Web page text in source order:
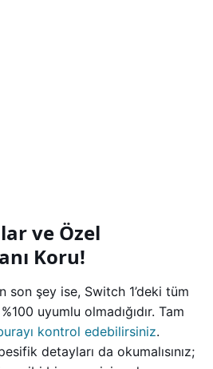
ve Özel
Koru!
son şey ise, Switch 1’deki tüm
uyumlu olmadığıdır. Tam
kontrol edebilirsiniz.
detayları da okumalısınız;